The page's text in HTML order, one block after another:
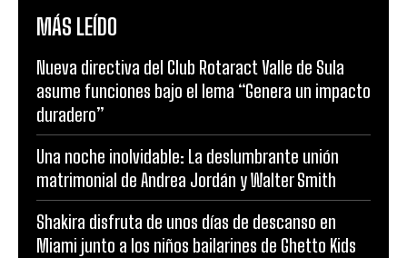
MÁS LEÍDO
Nueva directiva del Club Rotaract Valle de Sula
asume funciones bajo el lema “Genera un impacto
duradero”
Una noche inolvidable: La deslumbrante unión
matrimonial de Andrea Jordán y Walter Smith
Shakira disfruta de unos días de descanso en
Miami junto a los niños bailarines de Ghetto Kids